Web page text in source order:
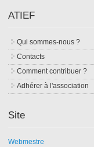
ATIEF
Qui sommes-nous ?
Contacts
Comment contribuer ?
Adhérer à l'association
Site
Webmestre